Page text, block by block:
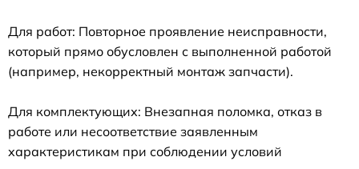
Для работ: Повторное проявление неисправности,
который прямо обусловлен с выполненной работой
(например, некорректный монтаж запчасти).
Для комплектующих: Внезапная поломка, отказ в
работе или несоответствие заявленным
характеристикам при соблюдении условий